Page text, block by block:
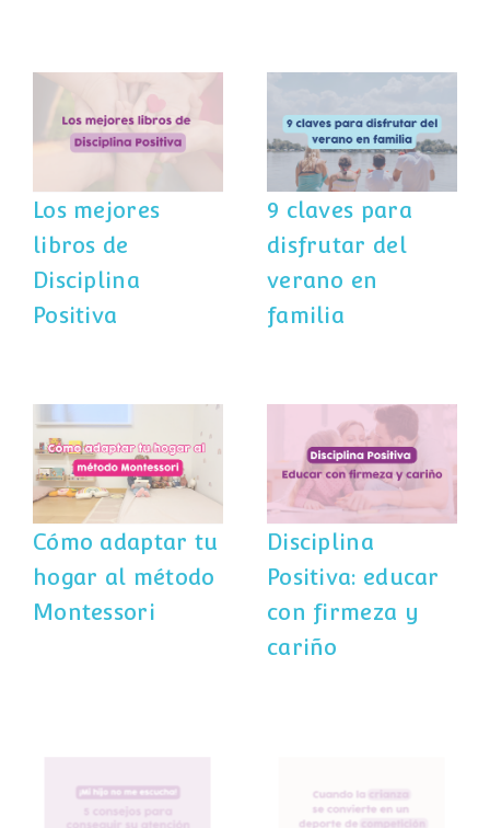
Los mejores
libros de
Disciplina
Positiva
Los mejores
libros de
Disciplina
Positiva
disfrutar del
verano en
familia
9 claves para
disfrutar del
verano en
familia
Cómo adaptar
tu hogar al
método
Montessori
Cómo adaptar tu
hogar al método
Montessori
Disciplina
Positiva: educar
con firmeza y
cariño
Disciplina
Positiva: educar
con firmeza y
cariño
consejos para
convierte en un